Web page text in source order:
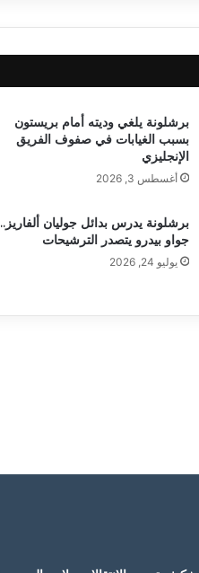
برشلونة يلغي وديته أمام بريستون
بسبب الغيابات في صفوف الفريق
الإنجليزي
أغسطس 3, 2026
برشلونة يدرس بدائل جوليان ألفاريز..
جواو بيدرو يتصدر الترشيحات
يوليو 24, 2026